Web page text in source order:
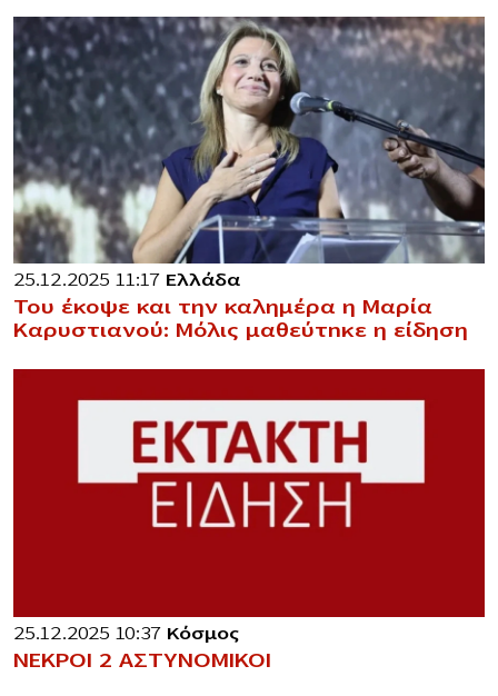
25.12.2025 11:17 Ελλάδα
Του έκοψε και την καλημέρα η Μαρία
Καρυστιανού: Μόλις μαθεύτnκε η είδηση
25.12.2025 10:37 Κόσμος
ΝΕΚΡΟΙ 2 ΑΣΤΥΝΟΜΙΚΟΙ